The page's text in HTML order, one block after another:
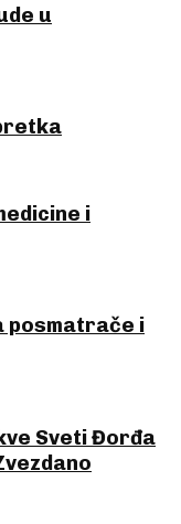
u
i
posmatrače i
Sveti Đorđa